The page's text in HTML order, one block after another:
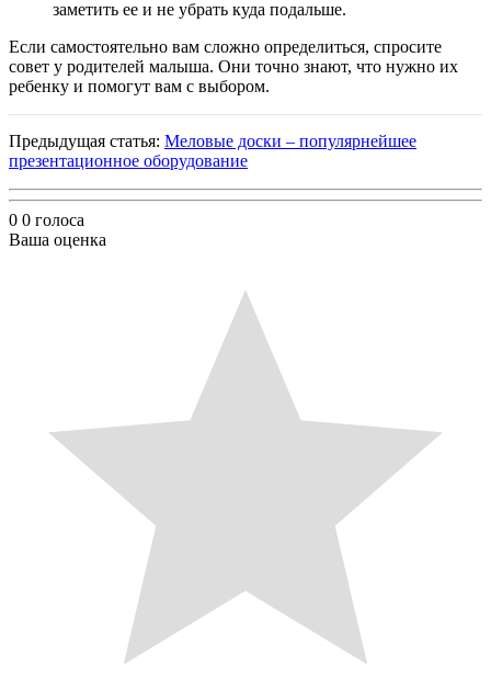
заметить ее и не убрать куда подальше.
Если самостоятельно вам сложно определиться, спросите
совет у родителей малыша. Они точно знают, что нужно их
ребенку и помогут вам с выбором.
Предыдущая статья: Меловые доски – популярнейшее
презентационное оборудование
0 0 голоса
Ваша оценка